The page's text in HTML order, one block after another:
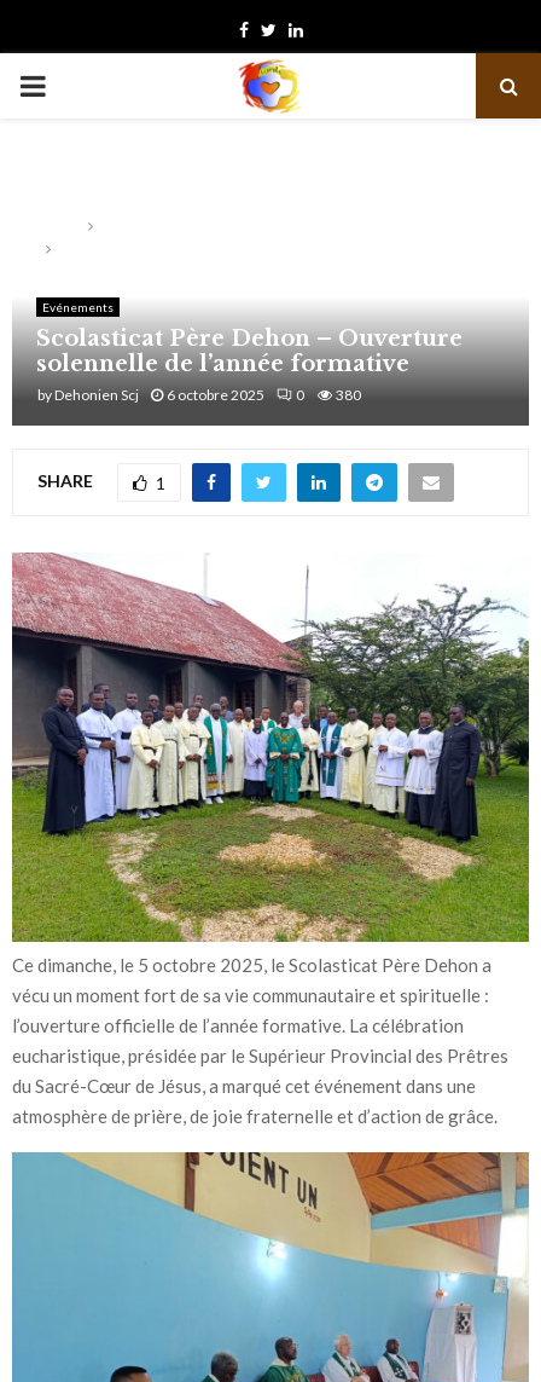
Facebook
TwitterLinkedin
PRIMARY
Evénements
Scolasticat Père Dehon – Ouverture
solennelle de l’année formative
by Dehonien Scj 6 octobre 2025 0 380
SHARE 1
Ce dimanche, le 5 octobre 2025, le Scolasticat Père Dehon a
vécu un moment fort de sa vie communautaire et spirituelle :
l’ouverture officielle de l’année formative. La célébration
eucharistique, présidée par le Supérieur Provincial des Prêtres
du Sacré-Cœur de Jésus, a marqué cet événement dans une
atmosphère de prière, de joie fraternelle et d’action de grâce.